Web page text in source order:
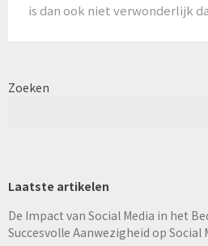
is dan ook niet verwonderlijk
Zoeken
Laatste artikelen
De Impact van Social Media in het
Succesvolle Aanwezigheid op Social